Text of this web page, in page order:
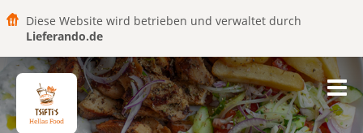
Diese Website wird betrieben und verwaltet durch
Lieferando.de